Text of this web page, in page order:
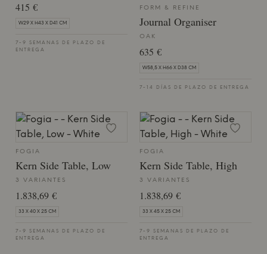
415 €
W29 X H43 X D41 CM
7-9 SEMANAS DE PLAZO DE
ENTREGA
FORM & REFINE
Journal Organiser
OAK
635 €
W58,5 X H66 X D38 CM
7-14 DÍAS DE PLAZO DE ENTREGA
FOGIA
Kern Side Table, Low
3 VARIANTES
1.838,69 €
33 X 40 X 25 CM
7-9 SEMANAS DE PLAZO DE
ENTREGA
FOGIA
Kern Side Table, High
3 VARIANTES
1.838,69 €
33 X 45 X 25 CM
7-9 SEMANAS DE PLAZO DE
ENTREGA